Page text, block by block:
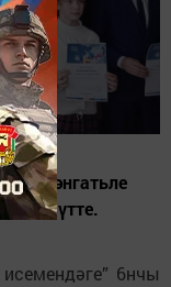
сәнгатьле
үтте.
6нчы